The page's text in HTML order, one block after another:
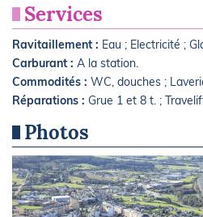
Services
Ravitaillement : Eau ; Electricité ;
Carburant : A la station.
Commodités : WC, douches ;
Réparations : Grue 1 et 8 t. ;
Photos